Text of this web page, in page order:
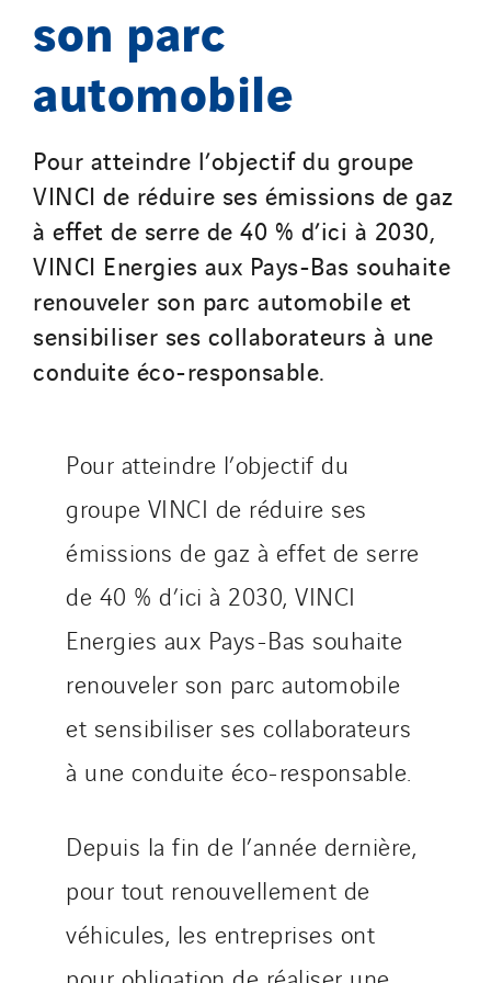
son parc
automobile
Pour atteindre l’objectif du groupe
VINCI de réduire ses émissions de gaz
à effet de serre de 40 % d’ici à 2030,
VINCI Energies aux Pays-Bas souhaite
renouveler son parc automobile et
sensibiliser ses collaborateurs à une
conduite éco-responsable.
Pour atteindre l’objectif du
groupe VINCI de réduire ses
émissions de gaz à effet de serre
de 40 % d’ici à 2030, VINCI
Energies aux Pays-Bas souhaite
renouveler son parc automobile
et sensibiliser ses collaborateurs
à une conduite éco-responsable.
Depuis la fin de l’année dernière,
pour tout renouvellement de
véhicules, les entreprises ont
SDEL Grand Ouest
SDEL Navis
SDEL Rouergue
SDEL Tertiaire
SDEL Transport
SDEL Transport Services
Sedam
SEDD
Service One Alliance
Seves
Socalec
Sotécnica
SparkEx® Funkenlöschanlagen
STE Armor
Stroomverdeler
Sylvestre Energies
TelComTec
TG Concept
Tiab
Top Thermique
TranzCom
Travesset Beziers